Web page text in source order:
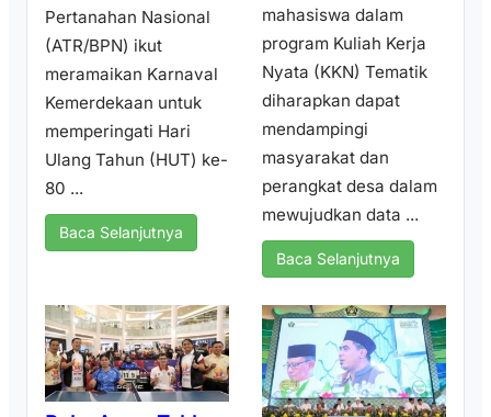
Pertanahan Nasional
(ATR/BPN) ikut
meramaikan Karnaval
Kemerdekaan untuk
memperingati Hari
Ulang Tahun (HUT) ke-
80 ...
Baca Selanjutnya
mahasiswa dalam
program Kuliah Kerja
Nyata (KKN) Tematik
diharapkan dapat
mendampingi
masyarakat dan
perangkat desa dalam
mewujudkan data ...
Baca Selanjutnya